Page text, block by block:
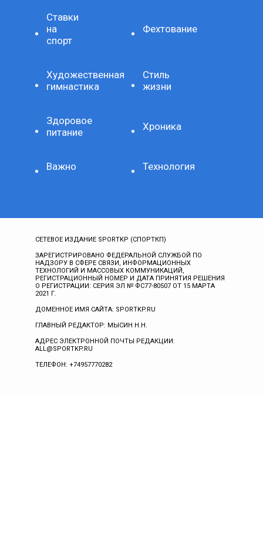
Ставки
на
спорт
Фехтование
Художественная
гимнастика
Стиль
жизни
Здоровое
питание
Хроника
Важно Технология
СЕТЕВОЕ ИЗДАНИЕ SPORTKP (СПОРТКП)
ЗАРЕГИСТРИРОВАНО ФЕДЕРАЛЬНОЙ СЛУЖБОЙ ПО
НАДЗОРУ В СФЕРЕ СВЯЗИ, ИНФОРМАЦИОННЫХ
ТЕХНОЛОГИЙ И МАССОВЫХ КОММУНИКАЦИЙ,
РЕГИСТРАЦИОННЫЙ НОМЕР И ДАТА ПРИНЯТИЯ РЕШЕНИЯ
О РЕГИСТРАЦИИ: СЕРИЯ ЭЛ № ФС77-80507 ОТ 15 МАРТА
2021 Г.
ДОМЕННОЕ ИМЯ САЙТА: SPORTKP.RU
ГЛАВНЫЙ РЕДАКТОР: МЫСИН Н.Н.
АДРЕС ЭЛЕКТРОННОЙ ПОЧТЫ РЕДАКЦИИ:
ALL@SPORTKP.RU
ТЕЛЕФОН: +74957770282